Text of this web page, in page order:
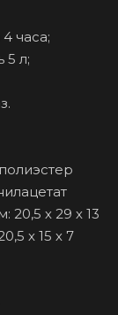
часа;
5 л;
х 29 х 13
х 15 х 7